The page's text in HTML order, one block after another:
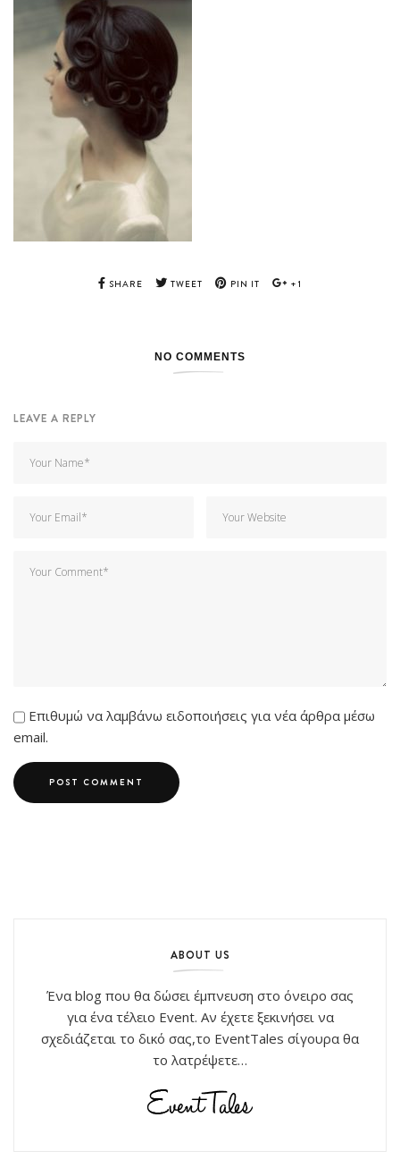
SHARE TWEET PIN IT +1
NO COMMENTS
LEAVE A REPLY
Επιθυμώ να λαμβάνω ειδοποιήσεις για νέα άρθρα μέσω
email.
ABOUT US
Ένα blog που θα δώσει έμπνευση στο όνειρο σας
για ένα τέλειο Event. Αν έχετε ξεκινήσει να
σχεδιάζεται το δικό σας,το EventTales σίγουρα θα
το λατρέψετε…